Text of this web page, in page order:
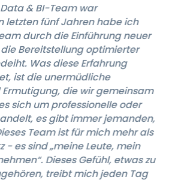
& BI-Team war
letzten fünf Jahren habe ich
durch die Einführung neuer
Bereitstellung optimierter
Was diese Erfahrung
ist die unermüdliche
die wir gemeinsam
sich um professionelle oder
es gibt immer jemanden,
Team ist für mich mehr als
- es sind „meine Leute, mein
Dieses Gefühl, etwas zu
treibt mich jeden Tag